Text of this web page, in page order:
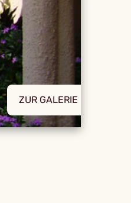
ZUR GALERIE